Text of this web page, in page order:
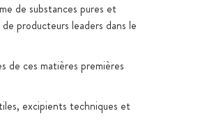
de substances pures et
producteurs leaders dans le
de ces matières premières
excipients techniques et